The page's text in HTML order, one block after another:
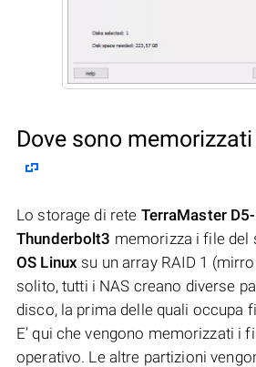
Dove sono
Lo storage di rete TerraMaster
Thunderbolt3 memorizza i file del
OS Linux su un array RAID 1
solito, tutti i NAS creano diverse
disco, la prima delle quali occupa
E’ qui che vengono memorizzati i
operativo. Le altre partizioni